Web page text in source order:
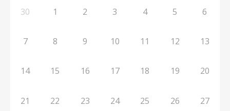
30 1 2 3 4 5 6
7 8 9 10 11 12 13
14 15 16 17 18 19 20
21 22 23 24 25 26 27